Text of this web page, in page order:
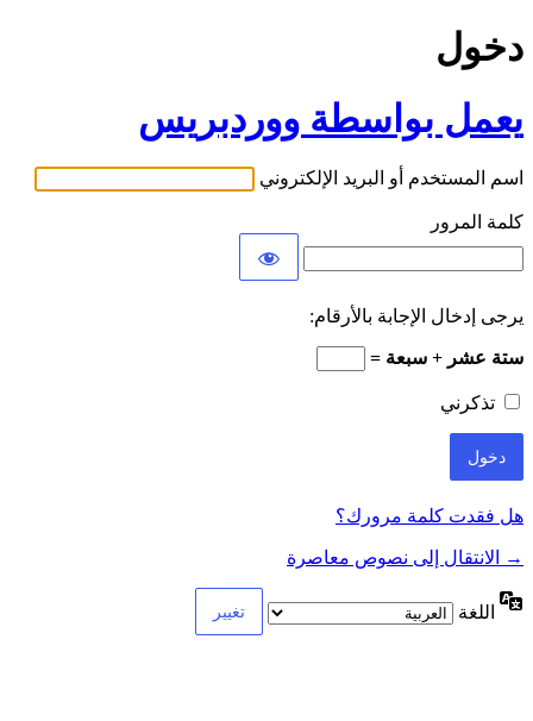
دخول
يعمل بواسطة ووردبريس
اسم المستخدم أو البريد الإلكتروني
كلمة المرور
يرجى إدخال الإجابة بالأرقام:
ستة عشر + سبعة =
تذكرني
هل فقدت كلمة مرورك؟
→ الانتقال إلى نصوص معاصرة
اللغة